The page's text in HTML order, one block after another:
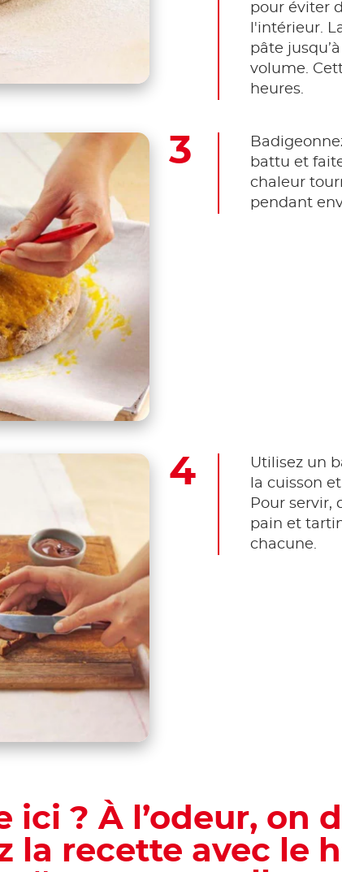
pour éviter
l'intérieur.
pâte
volume.
heures.
battu et
chaleur
pendant
Utilisez un
la cuisson
Pour servir,
pain et
chacune.
ici ? À l’odeur, on
la recette avec le